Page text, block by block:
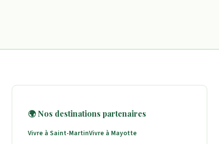
🌍 Nos destinations partenaires
Vivre à Saint-MartinVivre à Mayotte